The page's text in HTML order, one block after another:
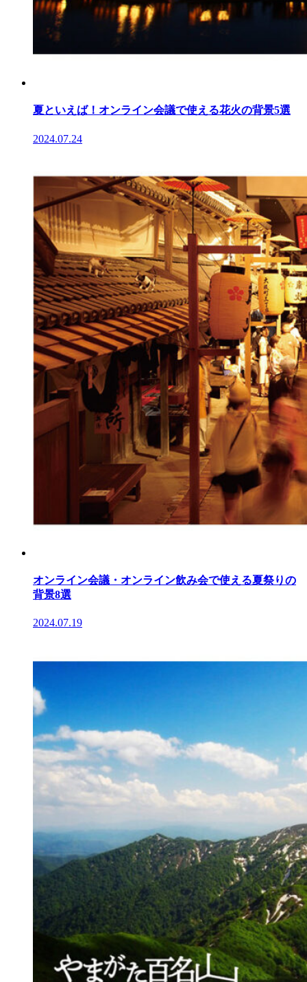
夏といえば！オンライン会議で使える花火の背景5選
2024.07.24
オンライン会議・オンライン飲み会で使える夏祭りの
背景8選
2024.07.19